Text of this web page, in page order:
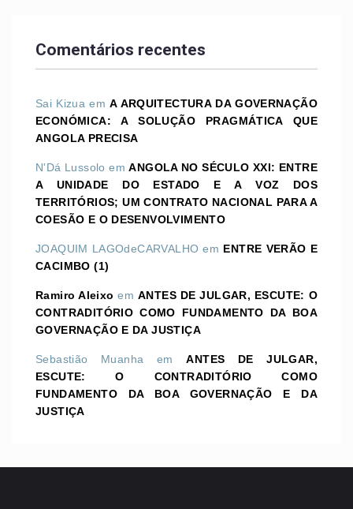
Comentários recentes
Sai Kizua emA ARQUITECTURA DA GOVERNAÇÃO
ECONÓMICA: A SOLUÇÃO PRAGMÁTICA QUE
ANGOLA PRECISA
N'Dá Lussolo emANGOLA NO SÉCULO XXI: ENTRE
A UNIDADE DO ESTADO E A VOZ DOS
TERRITÓRIOS; UM CONTRATO NACIONAL PARA A
COESÃO E O DESENVOLVIMENTO
JOAQUIM LAGOdeCARVALHO em ENTRE VERÃO E
CACIMBO (1)
Ramiro Aleixo emANTES DE JULGAR, ESCUTE: O
CONTRADITÓRIO COMO FUNDAMENTO DA BOA
GOVERNAÇÃO E DA JUSTIÇA
Sebastião Muanha emANTES DE JULGAR,
ESCUTE: O CONTRADITÓRIO COMO
FUNDAMENTO DA BOA GOVERNAÇÃO E DA
JUSTIÇA